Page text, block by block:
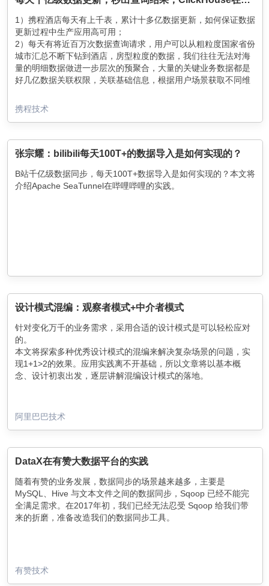
1）携程酒店每天有上千表，累计十多亿数据更新，如何保证数据
更新过程中生产应用高可用；
2）每天有将近百万次数据查询请求，用户可以从粗粒度国家省份
城市汇总不断下钻到酒店，房型粒度的数据，我们往往无法对海
量的明细数据做进一步层次的预聚合，大量的关键业务数据都是
好几亿数据关联权限，关联基础信息，根据用户场景获取不同维
3）为了让用户无论在app端还是pc端查询数据提供秒出的效果，
我们需要不断的探索，研究找到最合适的技术框架。
不太可能做到秒出，考虑过Sharding，但数据量大，各种成本都
很高。热数据存储到ElasticSearch，但无法跨索引关联，导致不
据，不适用于大表更新，维护成本也很高。Redis键值对存储无法
做到实时汇总，也测试过Presto，GreenPlum，kylin，真正让我
携程技术
张宗耀：bilibili每天100T+的数据导入是如何实现的？
B站千亿级数据同步，每天100T+数据导入是如何实现的？本文将
介绍Apache SeaTunnel在哔哩哔哩的实践。
设计模式混编：观察者模式+中介者模式
针对变化万千的业务需求，采用合适的设计模式是可以轻松应对
的。
本文将探索多种优秀设计模式的混编来解决复杂场景的问题，实
现1+1>2的效果。应用实践离不开基础，所以文章将以基本概
念、设计初衷出发，逐层讲解混编设计模式的落地。
阿里巴巴技术
DataX在有赞大数据平台的实践
随着有赞的业务发展，数据同步的场景越来越多，主要是
MySQL、Hive 与文本文件之间的数据同步，Sqoop 已经不能完
全满足需求。在2017年初，我们已经无法忍受 Sqoop 给我们带
来的折磨，准备改造我们的数据同步工具。
有赞技术